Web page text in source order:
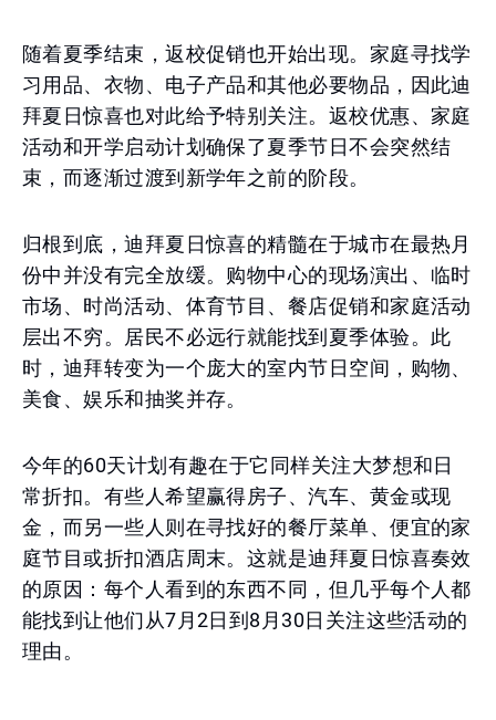
随着夏季结束，返校促销也开始出现。家庭寻找学
习用品、衣物、电子产品和其他必要物品，因此迪
拜夏日惊喜也对此给予特别关注。返校优惠、家庭
活动和开学启动计划确保了夏季节日不会突然结
束，而逐渐过渡到新学年之前的阶段。
归根到底，迪拜夏日惊喜的精髓在于城市在最热月
份中并没有完全放缓。购物中心的现场演出、临时
市场、时尚活动、体育节目、餐店促销和家庭活动
层出不穷。居民不必远行就能找到夏季体验。此
时，迪拜转变为一个庞大的室内节日空间，购物、
美食、娱乐和抽奖并存。
今年的60天计划有趣在于它同样关注大梦想和日
常折扣。有些人希望赢得房子、汽车、黄金或现
金，而另一些人则在寻找好的餐厅菜单、便宜的家
庭节目或折扣酒店周末。这就是迪拜夏日惊喜奏效
的原因：每个人看到的东西不同，但几乎每个人都
能找到让他们从7月2日到8月30日关注这些活动的
理由。